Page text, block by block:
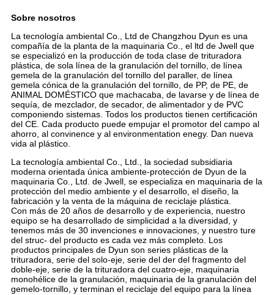
Sobre nosotros
La tecnología ambiental Co., Ltd de Changzhou Dyun es una
compañía de la planta de la maquinaria Co., el ltd de Jwell que
se especializó en la producción de toda clase de trituradora
plástica, de sola línea de la granulación del tornillo, de línea
gemela de la granulación del tornillo del paraller, de línea
gemela cónica de la granulación del tornillo, de PP, de PE, de
ANIMAL DOMÉSTICO que machacaba, de lavarse y de línea de
sequía, de mezclador, de secador, de alimentador y de PVC
componiendo sistemas. Todos los productos tienen certificación
del CE. Cada producto puede empujar el promotor del campo al
ahorro, al convinence y al environmentation enegy. Dan nueva
vida al plástico.
La tecnología ambiental Co., Ltd., la sociedad subsidiaria
moderna orientada única ambiente-protección de Dyun de la
maquinaria Co., Ltd. de Jwell, se especializa en maquinaria de la
protección del medio ambiente y el desarrollo, el diseño, la
fabricación y la venta de la máquina de reciclaje plástica.
Con más de 20 años de desarrollo y de experiencia, nuestro
equipo se ha desarrollado de simplicidad a la diversidad, y
tenemos más de 30 invenciones e innovaciones, y nuestro ture
del struc- del producto es cada vez más completo. Los
productos principales de Dyun son series plásticas de la
trituradora, serie del solo-eje, serie del der del fragmento del
doble-eje, serie de la trituradora del cuatro-eje, maquinaria
monohélice de la granulación, maquinaria de la granulación del
gemelo-tornillo, y terminan el reciclaje del equipo para la línea